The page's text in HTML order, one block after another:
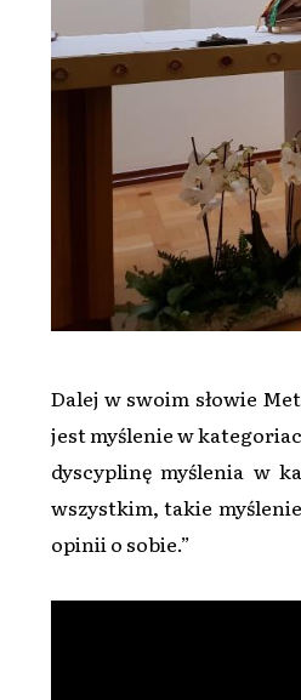
Dalej w swoim słowie
jest myślenie w
dyscyplinę myślenia w
wszystkim, takie
opinii o sobie.”